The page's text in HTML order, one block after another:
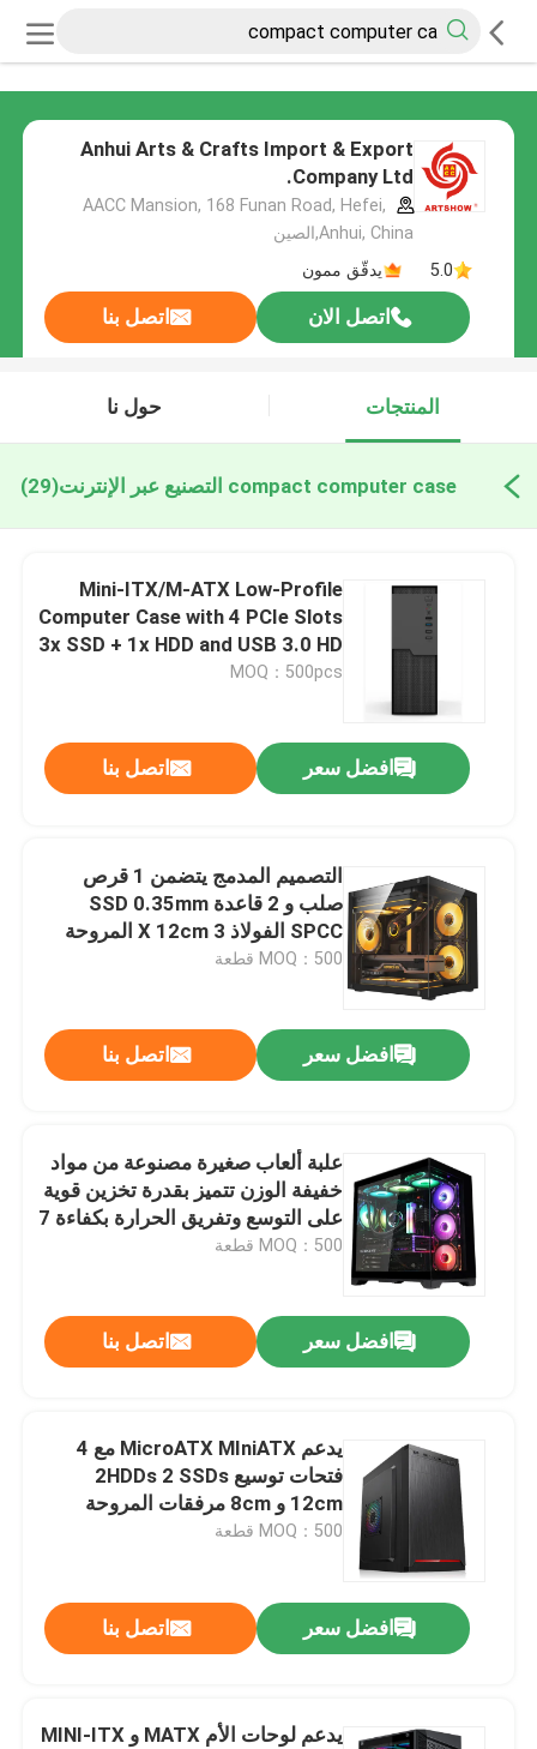
Anhui Arts & Crafts Import & Export
Company Ltd.
AACC Mansion, 168 Funan Road, Hefei,
Anhui, China,الصين
5.0
يدقّق ممون
اتصل الان اتصل بنا
المنتجات حول نا
compact computer case التصنيع عبر الإنترنت (29)
Mini-ITX/M-ATX Low-Profile
Computer Case with 4 PCIe Slots
3x SSD + 1x HDD and USB 3.0 HD
Audio I/O
MOQ：500pcs
افضل سعر اتصل بنا
التصميم المدمج يتضمن 1 قرص
صلب و 2 قاعدة SSD 0.35mm
SPCC الفولاذ 3 X 12cm المروحة
واللوحات الزجاجية على اليسار
MOQ：500 قطعة
افضل سعر اتصل بنا
علبة ألعاب صغيرة مصنوعة من مواد
خفيفة الوزن تتميز بقدرة تخزين قوية
على التوسع وتفريق الحرارة بكفاءة 7
فتحات
MOQ：500 قطعة
افضل سعر اتصل بنا
يدعم MicroATX MIniATX مع 4
فتحات توسيع 2HDDs 2 SSDs
12cm و 8cm مرفقات المروحة
MOQ：500 قطعة
افضل سعر اتصل بنا
يدعم لوحات الأم MATX و MINI-ITX